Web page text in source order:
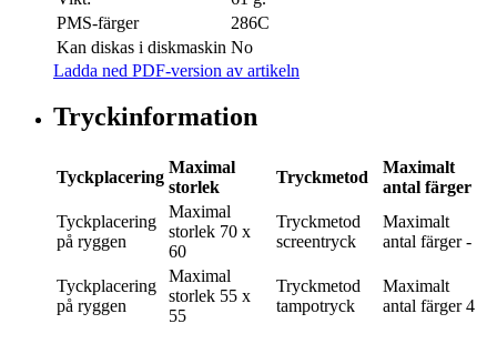
PMS-färger
286C
Kan diskas i diskmaskin No
Ladda ned PDF-version av artikeln
Tryckinformation
Tyckplacering
Maximal
storlek
Tryckmetod
Maximalt
antal färger
Tyckplacering
på ryggen
Maximal
storlek 70 x
60
Tryckmetod
screentryck
Maximalt
antal färger -
Tyckplacering
på ryggen
Maximal
storlek 55 x
55
Tryckmetod
tampotryck
Maximalt
antal färger 4